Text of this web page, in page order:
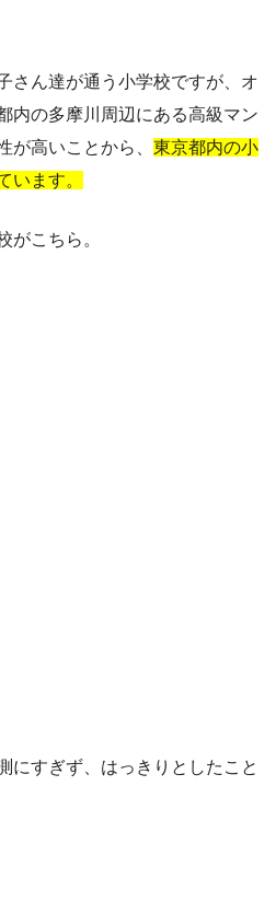
さん達が通う小学校ですが、オ
内の多摩川周辺にある高級マン
が高いことから、 東京都内の小
います。
がこちら。
にすぎず、はっきりとしたこと